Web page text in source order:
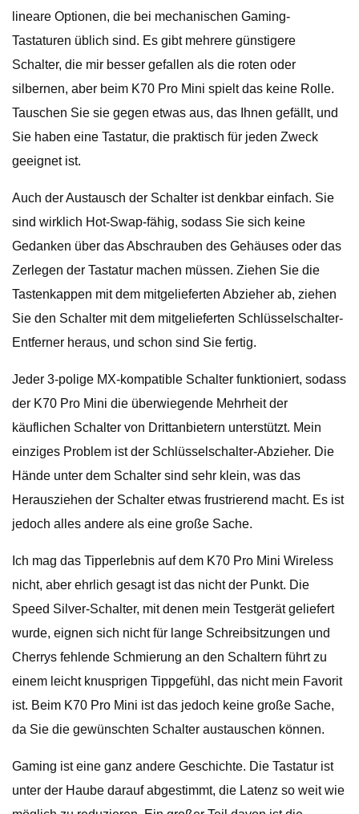
lineare Optionen, die bei mechanischen Gaming-
Tastaturen üblich sind. Es gibt mehrere günstigere
Schalter, die mir besser gefallen als die roten oder
silbernen, aber beim K70 Pro Mini spielt das keine Rolle.
Tauschen Sie sie gegen etwas aus, das Ihnen gefällt, und
Sie haben eine Tastatur, die praktisch für jeden Zweck
geeignet ist.
Auch der Austausch der Schalter ist denkbar einfach. Sie
sind wirklich Hot-Swap-fähig, sodass Sie sich keine
Gedanken über das Abschrauben des Gehäuses oder das
Zerlegen der Tastatur machen müssen. Ziehen Sie die
Tastenkappen mit dem mitgelieferten Abzieher ab, ziehen
Sie den Schalter mit dem mitgelieferten Schlüsselschalter-
Entferner heraus, und schon sind Sie fertig.
Jeder 3-polige MX-kompatible Schalter funktioniert, sodass
der K70 Pro Mini die überwiegende Mehrheit der
käuflichen Schalter von Drittanbietern unterstützt. Mein
einziges Problem ist der Schlüsselschalter-Abzieher. Die
Hände unter dem Schalter sind sehr klein, was das
Herausziehen der Schalter etwas frustrierend macht. Es ist
jedoch alles andere als eine große Sache.
Ich mag das Tipperlebnis auf dem K70 Pro Mini Wireless
nicht, aber ehrlich gesagt ist das nicht der Punkt. Die
Speed ​​Silver-Schalter, mit denen mein Testgerät geliefert
wurde, eignen sich nicht für lange Schreibsitzungen und
Cherrys fehlende Schmierung an den Schaltern führt zu
einem leicht knusprigen Tippgefühl, das nicht mein Favorit
ist. Beim K70 Pro Mini ist das jedoch keine große Sache,
da Sie die gewünschten Schalter austauschen können.
Gaming ist eine ganz andere Geschichte. Die Tastatur ist
unter der Haube darauf abgestimmt, die Latenz so weit wie